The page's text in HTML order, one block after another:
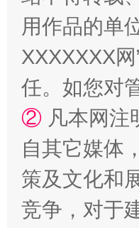
用作品的单
XXXXXXX
任。如您对
② 凡本网注
自其它媒体
策及文化和
竞争，对于